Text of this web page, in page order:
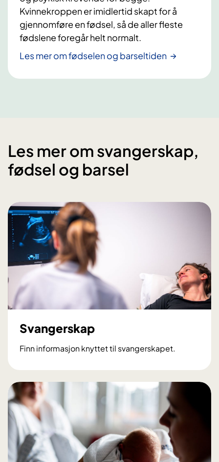
Kvinnekroppen er imidlertid skapt for å
gjennomføre en fødsel, så de aller fleste
fødslene foregår helt normalt.
Les mer om fødselen og barseltiden
Les mer om svangerskap,
fødsel og barsel
Svangerskap
Finn informasjon knyttet til svangerskapet.
v
a
n
g
r
s